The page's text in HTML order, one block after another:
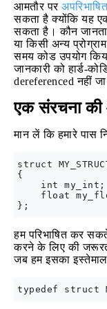
आमतौर पर
सकता है क्योंकि यह
सकता है। कौन जानता
या किसी अन्य
समय कोड उपयोग
जानकारी को हार्ड-
dereferenced नहीं
एक संरचना की
मान लें कि हमारे पास
struct
{
    int my_int;
float
हम परिभाषित कर
करने के लिए की जरूरत
जब हम इसका